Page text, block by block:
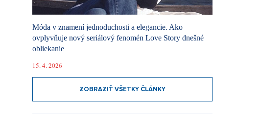
Móda v znamení jednoduchosti a elegancie. Ako
ovplyvňuje nový seriálový fenomén Love Story dnešné
obliekanie
15. 4. 2026
ZOBRAZIŤ VŠETKY ČLÁNKY